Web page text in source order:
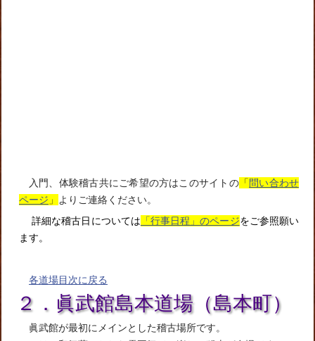
入門、体験稽古共にご希望の方はこのサイトの「 問い合わせ
ページ 」 よりご連絡ください。
詳細な稽古日については 「行事日程」のページをご参照願い
ます。
各道場目次に戻る
２．眞武館島本道場（島本町）
眞武館が最初にメインとした稽古場所です。